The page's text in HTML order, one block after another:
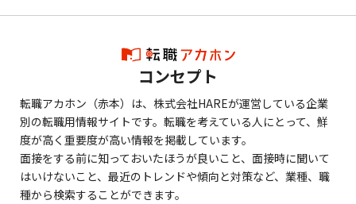
コンセプト
転職アカホン（赤本）は、株式会社HAREが運営している企業
別の転職用情報サイトです。転職を考えている人にとって、鮮
度が高く重要度が高い情報を掲載しています。
面接をする前に知っておいたほうが良いこと、面接時に聞いて
はいけないこと、最近のトレンドや傾向と対策など、業種、職
種から検索することができます。